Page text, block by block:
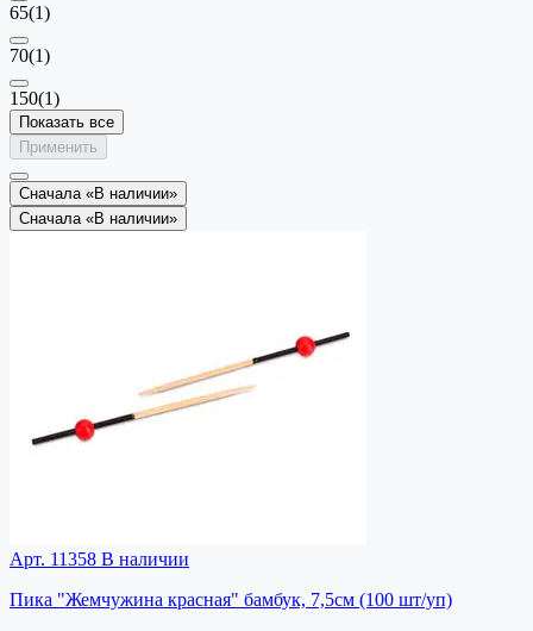
65(1)
70(1)
150(1)
Показать все
Применить
Сначала «В наличии»
Сначала «В наличии»
Арт. 11358 В наличии
Пика "Жемчужина красная" бамбук, 7,5см (100 шт/уп)